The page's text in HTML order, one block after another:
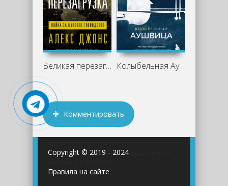
Великая перезагрузка. Война за мировое Колыбельная Аушвица. Мы перестаем
Комментировать
Copyright © 2019 - 2024
Правила на сайте